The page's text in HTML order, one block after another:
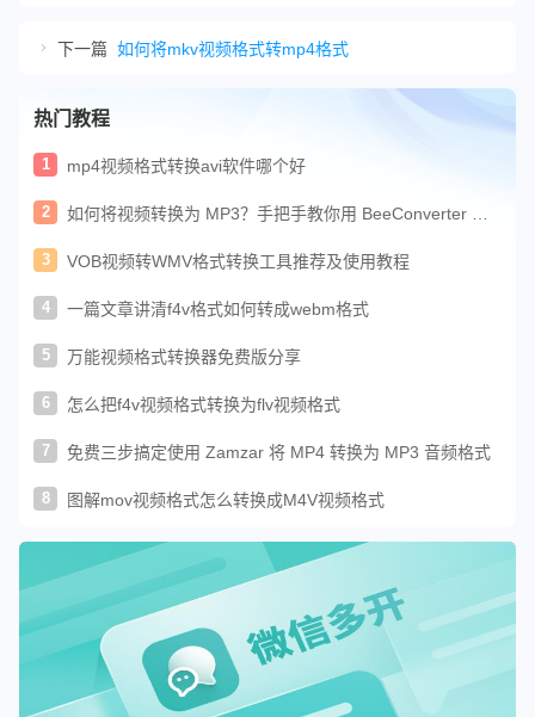
下一篇 如何将mkv视频格式转mp4格式
热门教程
1 mp4视频格式转换avi软件哪个好
2
如何将视频转换为 MP3？手把手教你用 BeeConverter 一
3 VOB视频转WMV格式转换工具推荐及使用教程
4 一篇文章讲清f4v格式如何转成webm格式
5 万能视频格式转换器免费版分享
6 怎么把f4v视频格式转换为flv视频格式
7 免费三步搞定使用 Zamzar 将 MP4 转换为 MP3 音频格式
8 图解mov视频格式怎么转换成M4V视频格式